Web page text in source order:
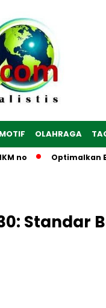
OLAHRAGA
Optimalkan
Standar